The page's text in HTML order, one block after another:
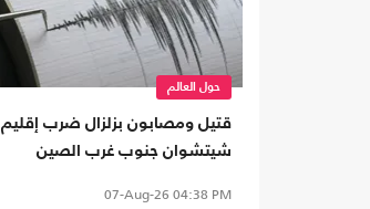
حول العالم
قتيل ومصابون بزلزال ضرب إقليم
شيتشوان جنوب غرب الصين
07-Aug-26 04:38 PM